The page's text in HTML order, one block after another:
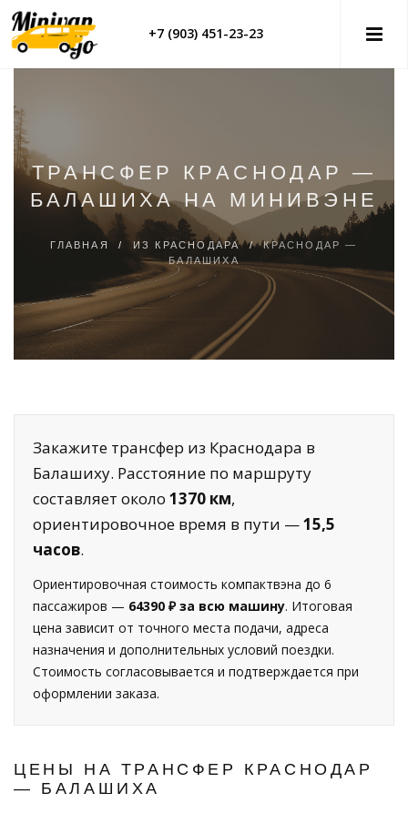
+7 (903) 451-23-23
ТРАНСФЕР КРАСНОДАР —
БАЛАШИХА НА МИНИВЭНЕ
ГЛАВНАЯ / ИЗ КРАСНОДАРА/КРАСНОДАР —
БАЛАШИХА
Закажите трансфер из Краснодара в
Балашиху. Расстояние по маршруту
составляет около 1370 км,
ориентировочное время в пути —15,5
часов.
Ориентировочная стоимость компактвэна до 6
пассажиров — 64390 ₽ за всю машину. Итоговая
цена зависит от точного места подачи, адреса
назначения и дополнительных условий поездки.
Стоимость согласовывается и подтверждается при
оформлении заказа.
ЦЕНЫ НА ТРАНСФЕР КРАСНОДАР
— БАЛАШИХА